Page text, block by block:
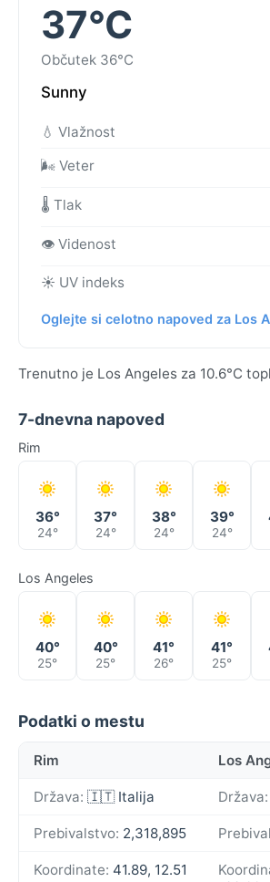
37°C
Občutek 36°C
Sunny
💧 Vlažnost
🌬️ Veter
🌡️ Tlak
👁️ Videnost
☀️ UV indeks
Oglejte si celotno napoved za Los
Trenutno je Los Angeles za 10.6°C
7-dnevna napoved
Rim
36°
24°
37°
24°
38°
24°
39°
24°
Los Angeles
40°
25°
40°
25°
41°
26°
41°
25°
Podatki o mestu
Rim Los
Država: 🇮🇹 Italija Država:
Prebivalstvo: 2,318,895
Koordinate: 41.89, 12.51